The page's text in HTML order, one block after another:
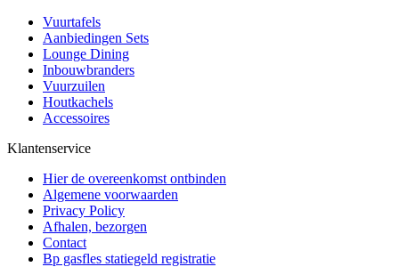
Vuurtafels
Aanbiedingen Sets
Lounge Dining
Inbouwbranders
Vuurzuilen
Houtkachels
Accessoires
Klantenservice
Hier de overeenkomst ontbinden
Algemene voorwaarden
Privacy Policy
Afhalen, bezorgen
Contact
Bp gasfles statiegeld registratie